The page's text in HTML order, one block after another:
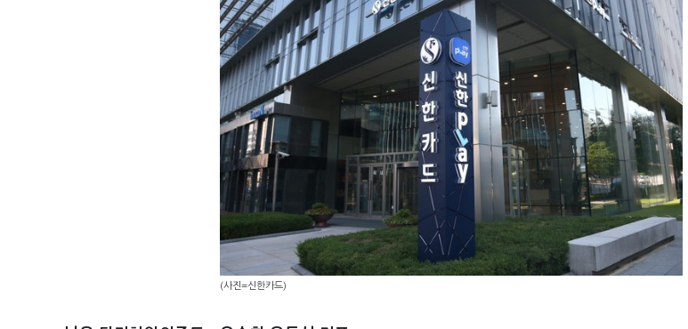
(사진=신한카드)